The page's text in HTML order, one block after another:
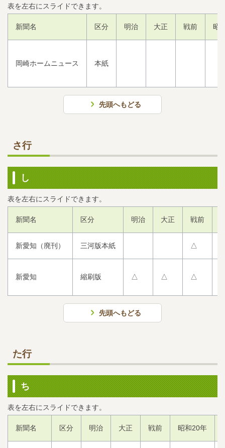
新聞名 区分 明治 大正 戦前 昭
岡崎ホームニュース 本紙
先頭へもどる
さ行
し
新聞名 区分 明治 大正 戦前
新愛知（廃刊） 三河版本紙 △
新愛知 縮刷版 △ △ △
先頭へもどる
た行
ち
新聞名 区分 明治 大正 戦前 昭和20年